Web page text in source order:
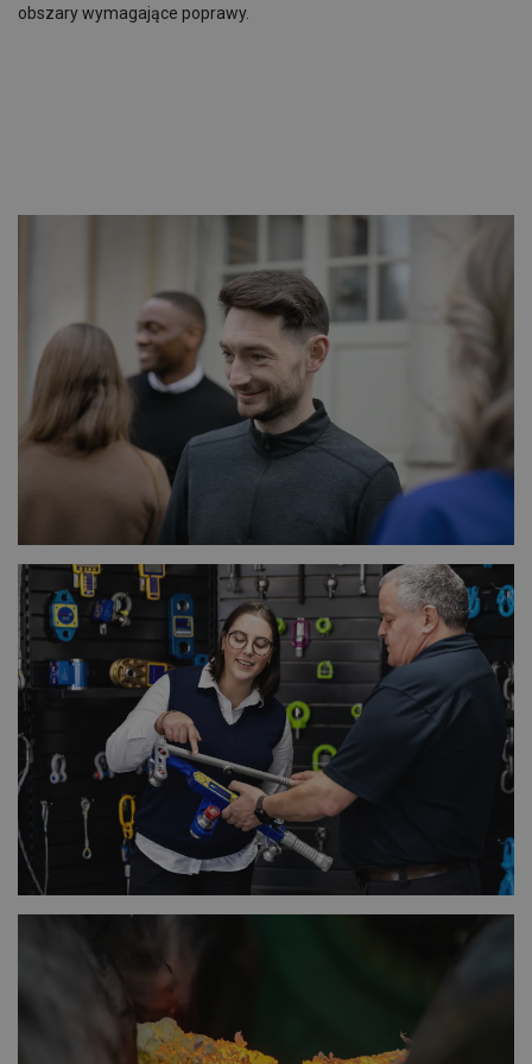
obszary wymagające poprawy.